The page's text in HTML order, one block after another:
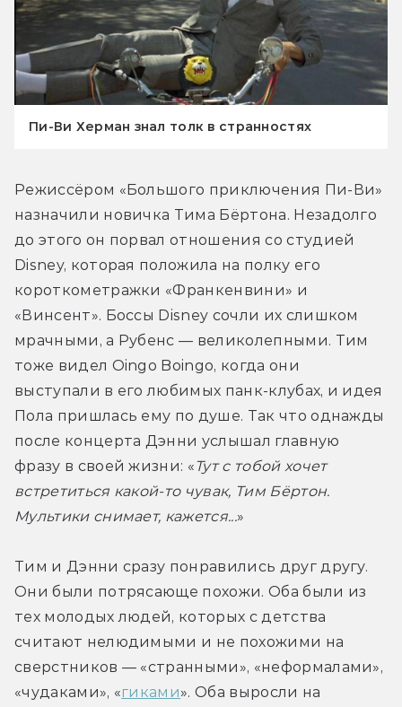
Пи-Ви Херман знал толк в странностях
Режиссёром «Большого приключения Пи-Ви»
назначили новичка Тима Бёртона. Незадолго
до этого он порвал отношения со студией
Disney, которая положила на полку его
короткометражки «Франкенвини» и
«Винсент». Боссы Disney сочли их слишком
мрачными, а Рубенс — великолепными. Тим
тоже видел Oingo Boingo, когда они
выступали в его любимых панк-клубах, и идея
Пола пришлась ему по душе. Так что однажды
после концерта Дэнни услышал главную
фразу в своей жизни: «Тут с тобой хочет
встретиться какой-то чувак, Тим Бёртон.
Мультики снимает, кажется...»
Тим и Дэнни сразу понравились друг другу.
Они были потрясающе похожи. Оба были из
тех молодых людей, которых с детства
считают нелюдимыми и не похожими на
сверстников — «странными», «неформалами»,
«чудаками», «гиками». Оба выросли на